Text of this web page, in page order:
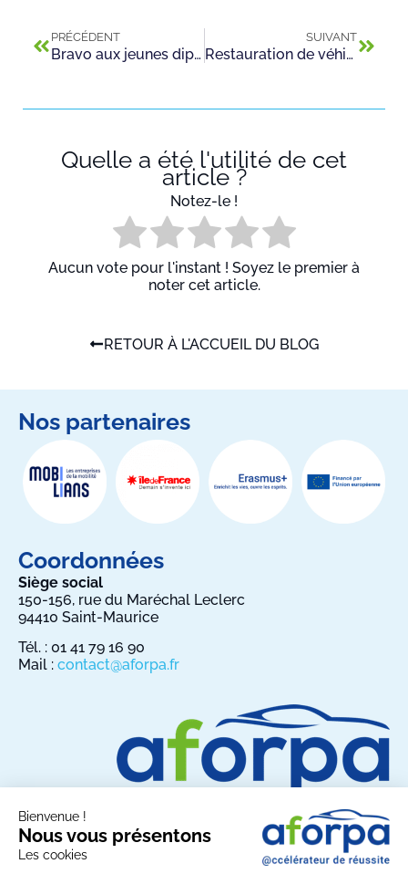
Bienvenue !
Nous vous présentons
Les cookies
PRÉCÉDENT
Bravo aux jeunes diplômés 2023 !
SUIVANT
Restauration de véhicule à l’UFA AFORPA de Coulommiers !
Quelle a été l'utilité de cet
article ?
Notez-le !
Aucun vote pour l'instant ! Soyez le premier à
noter cet article.
RETOUR À L'ACCUEIL DU BLOG
Nos partenaires
Coordonnées
Siège social
150-156, rue du Maréchal Leclerc
94410 Saint-Maurice
Tél. : 01 41 79 16 90
Mail : contact@aforpa.fr
Partagez AFORPA sur les réseaux sociaux :